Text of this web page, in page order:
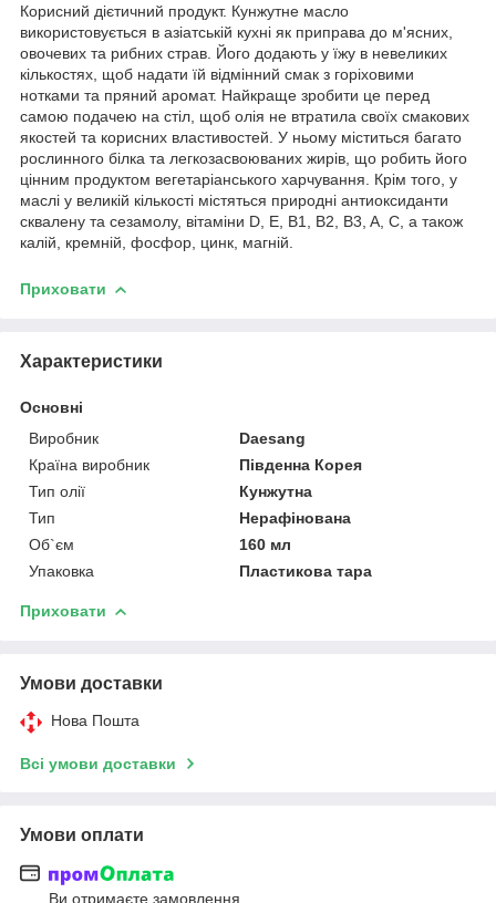
Корисний дієтичний продукт. Кунжутне масло
використовується в азіатській кухні як приправа до м'ясних,
овочевих та рибних страв. Його додають у їжу в невеликих
кількостях, щоб надати їй відмінний смак з горіховими
нотками та пряний аромат. Найкраще зробити це перед
самою подачею на стіл, щоб олія не втратила своїх смакових
якостей та корисних властивостей. У ньому міститься багато
рослинного білка та легкозасвоюваних жирів, що робить його
цінним продуктом вегетаріанського харчування. Крім того, у
маслі у великій кількості містяться природні антиоксиданти
сквалену та сезамолу, вітаміни D, E, B1, B2, B3, A, C, а також
калій, кремній, фосфор, цинк, магній.
Приховати
Характеристики
Основні
Виробник
Daesang
Країна виробник
Південна Корея
Тип олії
Кунжутна
Тип
Нерафінована
Об`єм
160 мл
Упаковка
Пластикова тара
Приховати
Умови доставки
Нова Пошта
Всі умови доставки
Умови оплати
Ви отримаєте замовлення